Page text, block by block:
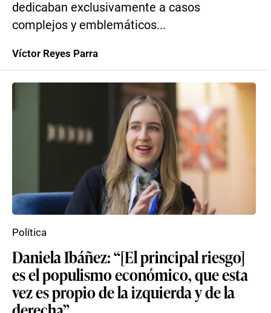
dedicaban exclusivamente a casos
complejos y emblemáticos...
Víctor Reyes Parra
Daniela Ibáñez: “[El principal riesgo]
es el populismo económico, que esta
vez es propio de la izquierda y de la
Política